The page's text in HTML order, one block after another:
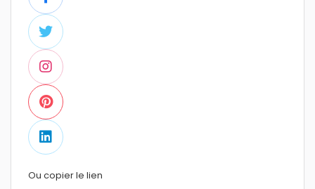
Ou copier le lien